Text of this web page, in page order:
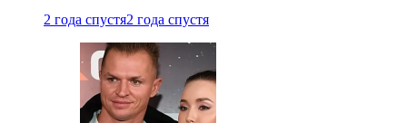
2 года спустя2 года спустя